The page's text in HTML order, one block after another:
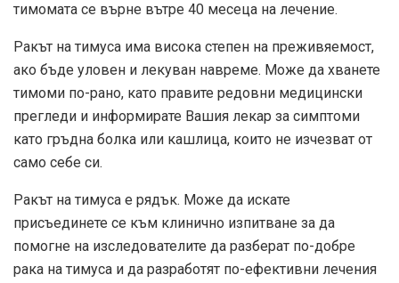
тимомата се върне вътре 40 месеца на лечение.
Ракът на тимуса има висока степен на преживяемост,
ако бъде уловен и лекуван навреме. Може да хванете
тимоми по-рано, като правите редовни медицински
прегледи и информирате Вашия лекар за симптоми
като гръдна болка или кашлица, които не изчезват от
само себе си.
Ракът на тимуса е рядък. Може да искате
присъединете се към клинично изпитване за да
помогне на изследователите да разберат по-добре
рака на тимуса и да разработят по-ефективни лечения